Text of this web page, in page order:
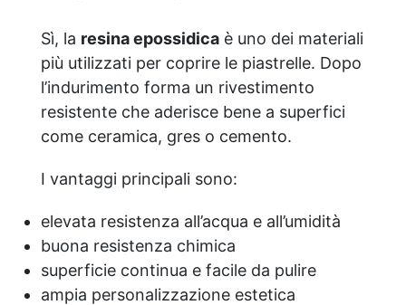
vasta gamma di pigmenti selezionabili.
Sì, la resina epossidica è uno dei materiali
più utilizzati per coprire le piastrelle. Dopo
l’indurimento forma un rivestimento
resistente che aderisce bene a superfici
come ceramica, gres o cemento.
I vantaggi principali sono:
elevata resistenza all’acqua e all’umidità
buona resistenza chimica
superficie continua e facile da pulire
ampia personalizzazione estetica